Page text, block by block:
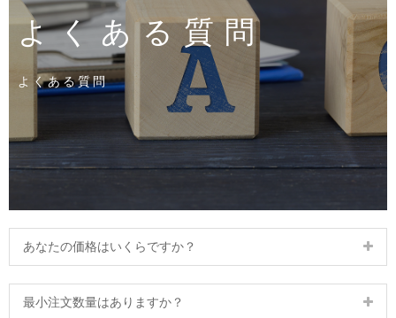
よくある質問
よくある質問
あなたの価格はいくらですか？
最小注文数量はありますか？